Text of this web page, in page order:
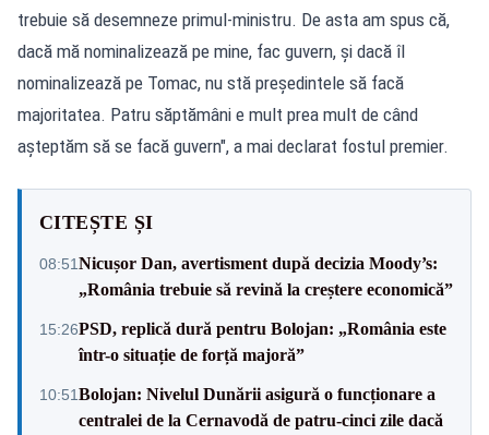
trebuie să desemneze primul-ministru. De asta am spus că,
dacă mă nominalizează pe mine, fac guvern, și dacă îl
nominalizează pe Tomac, nu stă președintele să facă
majoritatea. Patru săptămâni e mult prea mult de când
așteptăm să se facă guvern", a mai declarat fostul premier.
CITEȘTE ȘI
08:51Nicușor Dan, avertisment după decizia Moody’s:
„România trebuie să revină la creștere economică”
15:26PSD, replică dură pentru Bolojan: „România este
într-o situație de forță majoră”
10:51Bolojan: Nivelul Dunării asigură o funcționare a
centralei de la Cernavodă de patru-cinci zile dacă